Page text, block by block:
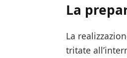
La
La
tritate